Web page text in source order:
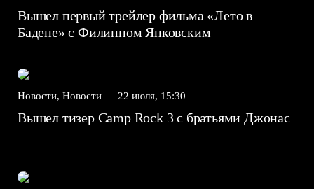
Вышел первый трейлер фильма «Лето в
Бадене» с Филиппом Янковским
Новости, Новости — 22 июля, 15:30
Вышел тизер Camp Rock 3 с братьями Джонас